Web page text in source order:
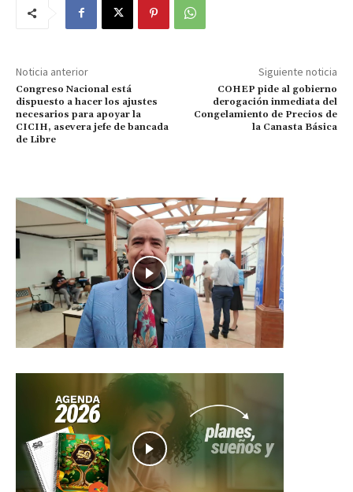
Noticia anterior
Congreso Nacional está
dispuesto a hacer los ajustes
necesarios para apoyar la
CICIH, asevera jefe de bancada
de Libre
Siguiente noticia
COHEP pide al gobierno
derogación inmediata del
Congelamiento de Precios de
la Canasta Básica